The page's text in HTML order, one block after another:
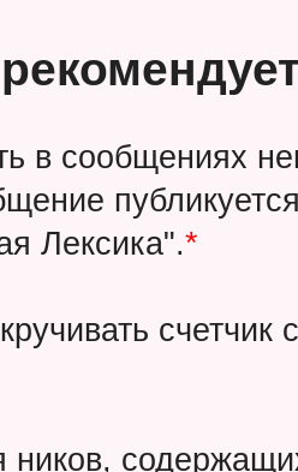
в сообщениях
Лексика".*
ников,